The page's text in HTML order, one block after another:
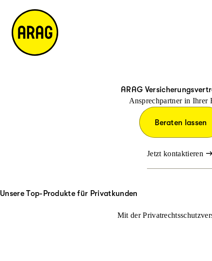
ARAG
Ansprechpartner in Ihrer
Beraten lassen
Jetzt kontaktieren
Unsere Top-Produkte für Privatkunden
Mit der